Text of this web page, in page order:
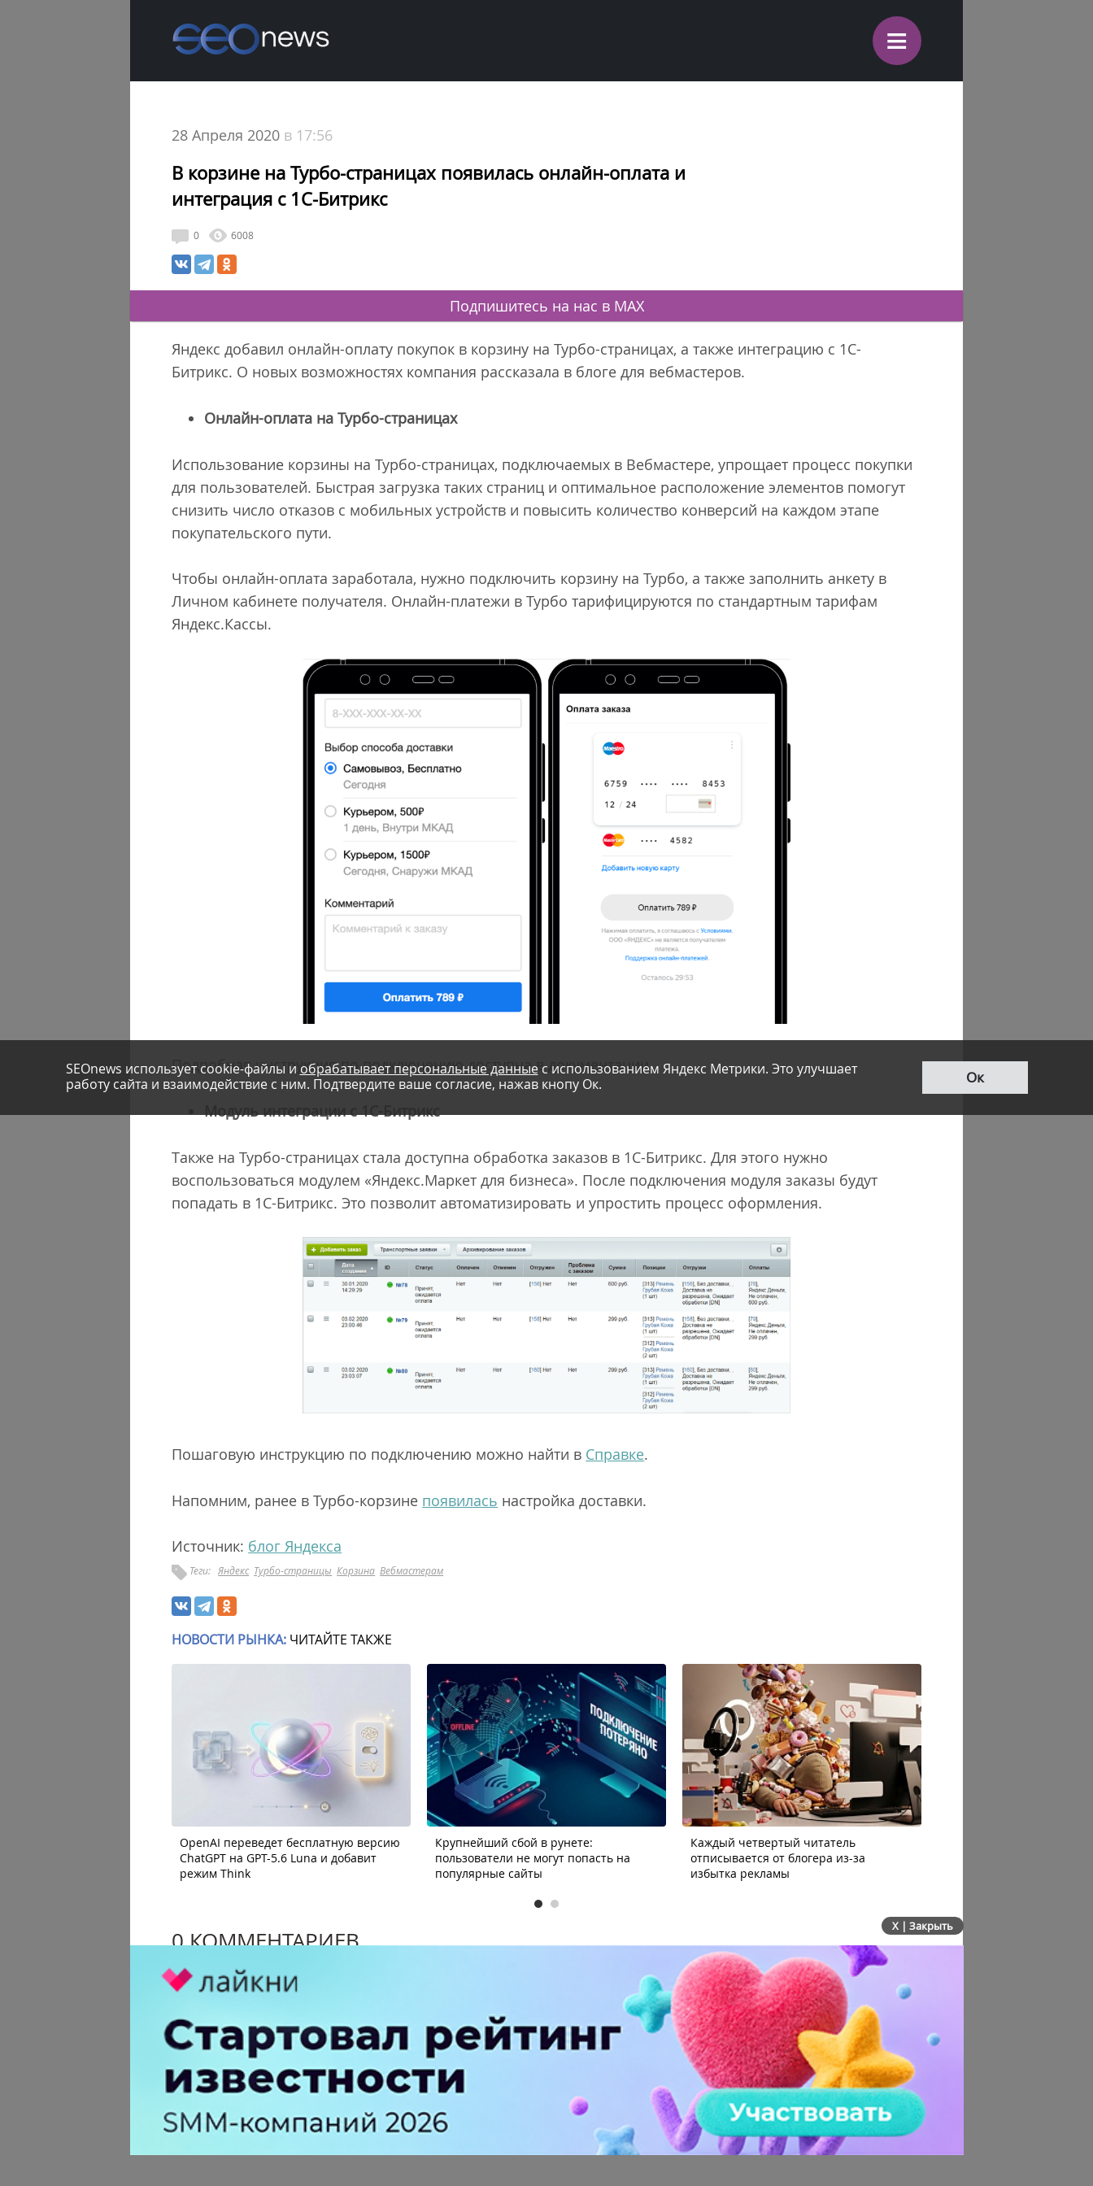
≡
28 Апреля 2020 в 17:56
В корзине на Турбо-страницах появилась онлайн-оплата и
интеграция с 1С-Битрикс
0 6008
Подпишитесь на нас в MAX
Яндекс добавил онлайн-оплату покупок в корзину на Турбо-страницах, а также интеграцию с 1С-
Битрикс. О новых возможностях компания рассказала в блоге для вебмастеров.
Онлайн-оплата на Турбо-страницах
Использование корзины на Турбо-страницах, подключаемых в Вебмастере, упрощает процесс покупки
для пользователей. Быстрая загрузка таких страниц и оптимальное расположение элементов помогут
снизить число отказов с мобильных устройств и повысить количество конверсий на каждом этапе
покупательского пути.
Чтобы онлайн-оплата заработала, нужно подключить корзину на Турбо, а также заполнить анкету в
Личном кабинете получателя. Онлайн-платежи в Турбо тарифицируются по стандартным тарифам
Яндекс.Кассы.
Подробная инструкция по подключению доступна в документации.
Модуль интеграции с 1С-Битрикс
Также на Турбо-страницах стала доступна обработка заказов в 1С-Битрикс. Для этого нужно
воспользоваться модулем «Яндекс.Маркет для бизнеса». После подключения модуля заказы будут
попадать в 1С-Битрикс. Это позволит автоматизировать и упростить процесс оформления.
Пошаговую инструкцию по подключению можно найти в Справке.
Напомним, ранее в Турбо-корзине появилась настройка доставки.
Источник: блог Яндекса
Теги: Яндекс Турбо-страницы Корзина Вебмастерам
SEOnews использует cookie-файлы и обрабатывает персональные данныес использованием Яндекс Метрики. Это улучшает
работу сайта и взаимодействие с ним. Подтвердите ваше согласие, нажав кнопу Ок.
Ок
НОВОСТИ РЫНКА: ЧИТАЙТЕ ТАКЖЕ
OpenAI переведет бесплатную версию
ChatGPT на GPT-5.6 Luna и добавит
режим Think
Крупнейший сбой в рунете:
пользователи не могут попасть на
популярные сайты
Каждый четвертый читатель
отписывается от блогера из-за
избытка рекламы
0 КОММЕНТАРИЕВ
X | Закрыть